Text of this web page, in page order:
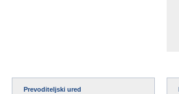
Prevoditeljski ured